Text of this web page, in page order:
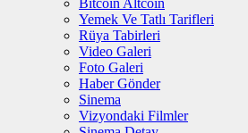
Bitcoin Altcoin
Yemek Ve Tatlı Tarifleri
Rüya Tabirleri
Video Galeri
Foto Galeri
Haber Gönder
Sinema
Vizyondaki Filmler